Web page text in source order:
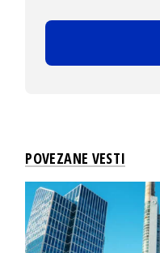
POVEZANE VESTI